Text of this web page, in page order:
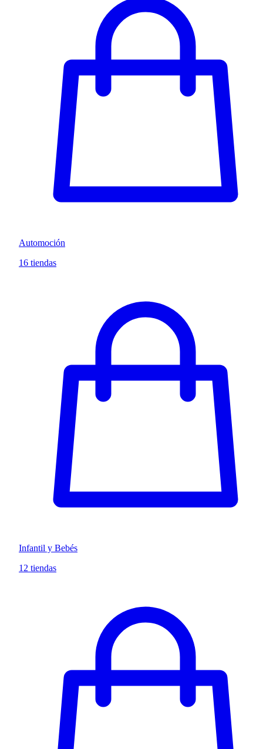
Automoción
16 tiendas
Infantil y Bebés
12 tiendas